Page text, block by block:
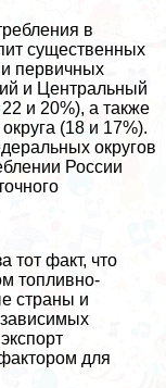
в
существенных
первичных
и Центральный
и 20%), а также
(18 и 17%).
округов
России
тот факт, что
топливно-
страны и
для